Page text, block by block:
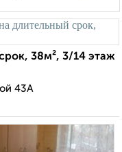
38м², 3/14 этаж
43А